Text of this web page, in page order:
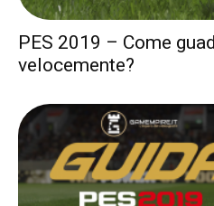
PES 2019 – Come
velocemente?